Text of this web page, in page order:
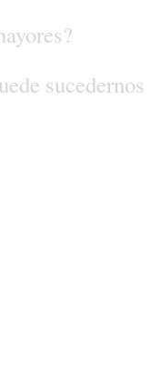
sucedernos